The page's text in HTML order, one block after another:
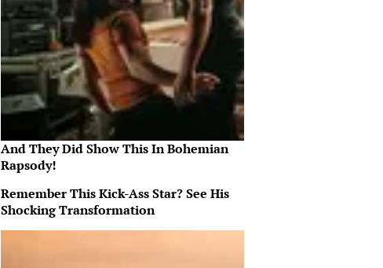
And They Did Show This In Bohemian
Rapsody!
Remember This Kick-Ass Star? See His
Shocking Transformation